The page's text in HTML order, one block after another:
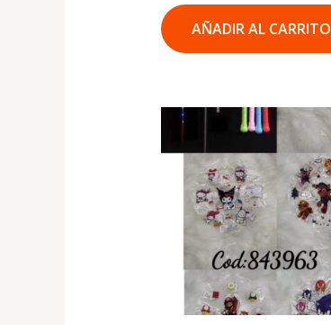
AÑADIR AL CARRITO
era:
.
₡575
precio
es:
.
₡375